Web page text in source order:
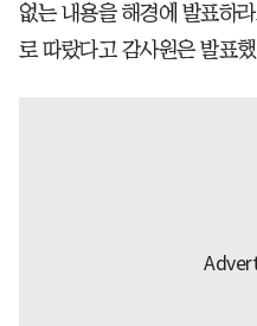
없는 내용을 해경에 발표하
로 따랐다고 감사원은 발표했